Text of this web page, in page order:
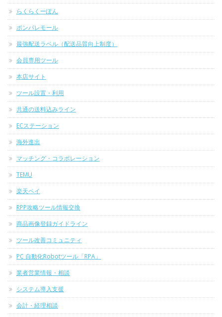
らくらくーぽん
ポンパレモール
最強配送ラベル（配送品質向上制度）
会員専用ツール
本店サイト
ツール設置・利用
共通の送料込みライン
ECステーション
海外進出
マッチング・コラボレーション
TEMU
楽天ペイ
RPP攻略ツール情報交換
商品画像登録ガイドライン
ツール改善コミュニティ
PC 自動化Robotツール「RPA」
業者営業情報・相談
システム導入支援
会計・経理相談